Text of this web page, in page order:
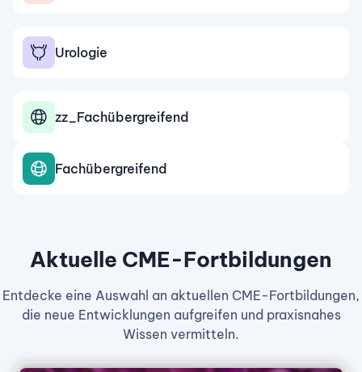
Urologie
zz_Fachübergreifend
Fachübergreifend
Aktuelle CME-Fortbildungen
Entdecke eine Auswahl an aktuellen CME-Fortbildungen,
die neue Entwicklungen aufgreifen und praxisnahes
Wissen vermitteln.